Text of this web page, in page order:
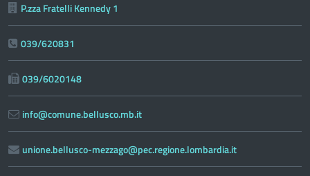
P.zza Fratelli Kennedy 1
039/620831
039/6020148
info@comune.bellusco.mb.it
unione.bellusco-mezzago@pec.regione.lombardia.it